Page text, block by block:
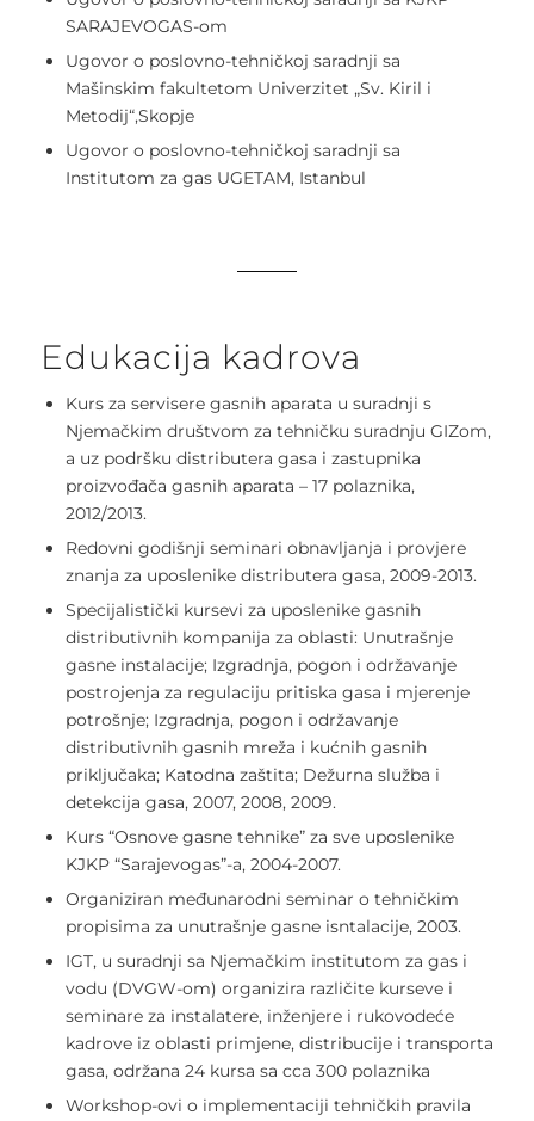
SARAJEVOGAS-om
Ugovor o poslovno-tehničkoj saradnji sa
Mašinskim fakultetom Univerzitet „Sv. Kiril i
Metodij“,Skopje
Ugovor o poslovno-tehničkoj saradnji sa
Institutom za gas UGETAM, Istanbul
Edukacija kadrova
Kurs za servisere gasnih aparata u suradnji s
Njemačkim društvom za tehničku suradnju GIZom,
a uz podršku distributera gasa i zastupnika
proizvođača gasnih aparata – 17 polaznika,
2012/2013.
Redovni godišnji seminari obnavljanja i provjere
znanja za uposlenike distributera gasa, 2009-2013.
Specijalistički kursevi za uposlenike gasnih
distributivnih kompanija za oblasti: Unutrašnje
gasne instalacije; Izgradnja, pogon i održavanje
postrojenja za regulaciju pritiska gasa i mjerenje
potrošnje; Izgradnja, pogon i održavanje
distributivnih gasnih mreža i kućnih gasnih
priključaka; Katodna zaštita; Dežurna služba i
detekcija gasa, 2007, 2008, 2009.
Kurs “Osnove gasne tehnike” za sve uposlenike
KJKP “Sarajevogas”-a, 2004-2007.
Organiziran međunarodni seminar o tehničkim
propisima za unutrašnje gasne isntalacije, 2003.
IGT, u suradnji sa Njemačkim institutom za gas i
vodu (DVGW-om) organizira različite kurseve i
seminare za instalatere, inženjere i rukovodeće
kadrove iz oblasti primjene, distribucije i transporta
gasa, održana 24 kursa sa cca 300 polaznika
Workshop-ovi o implementaciji tehničkih pravila